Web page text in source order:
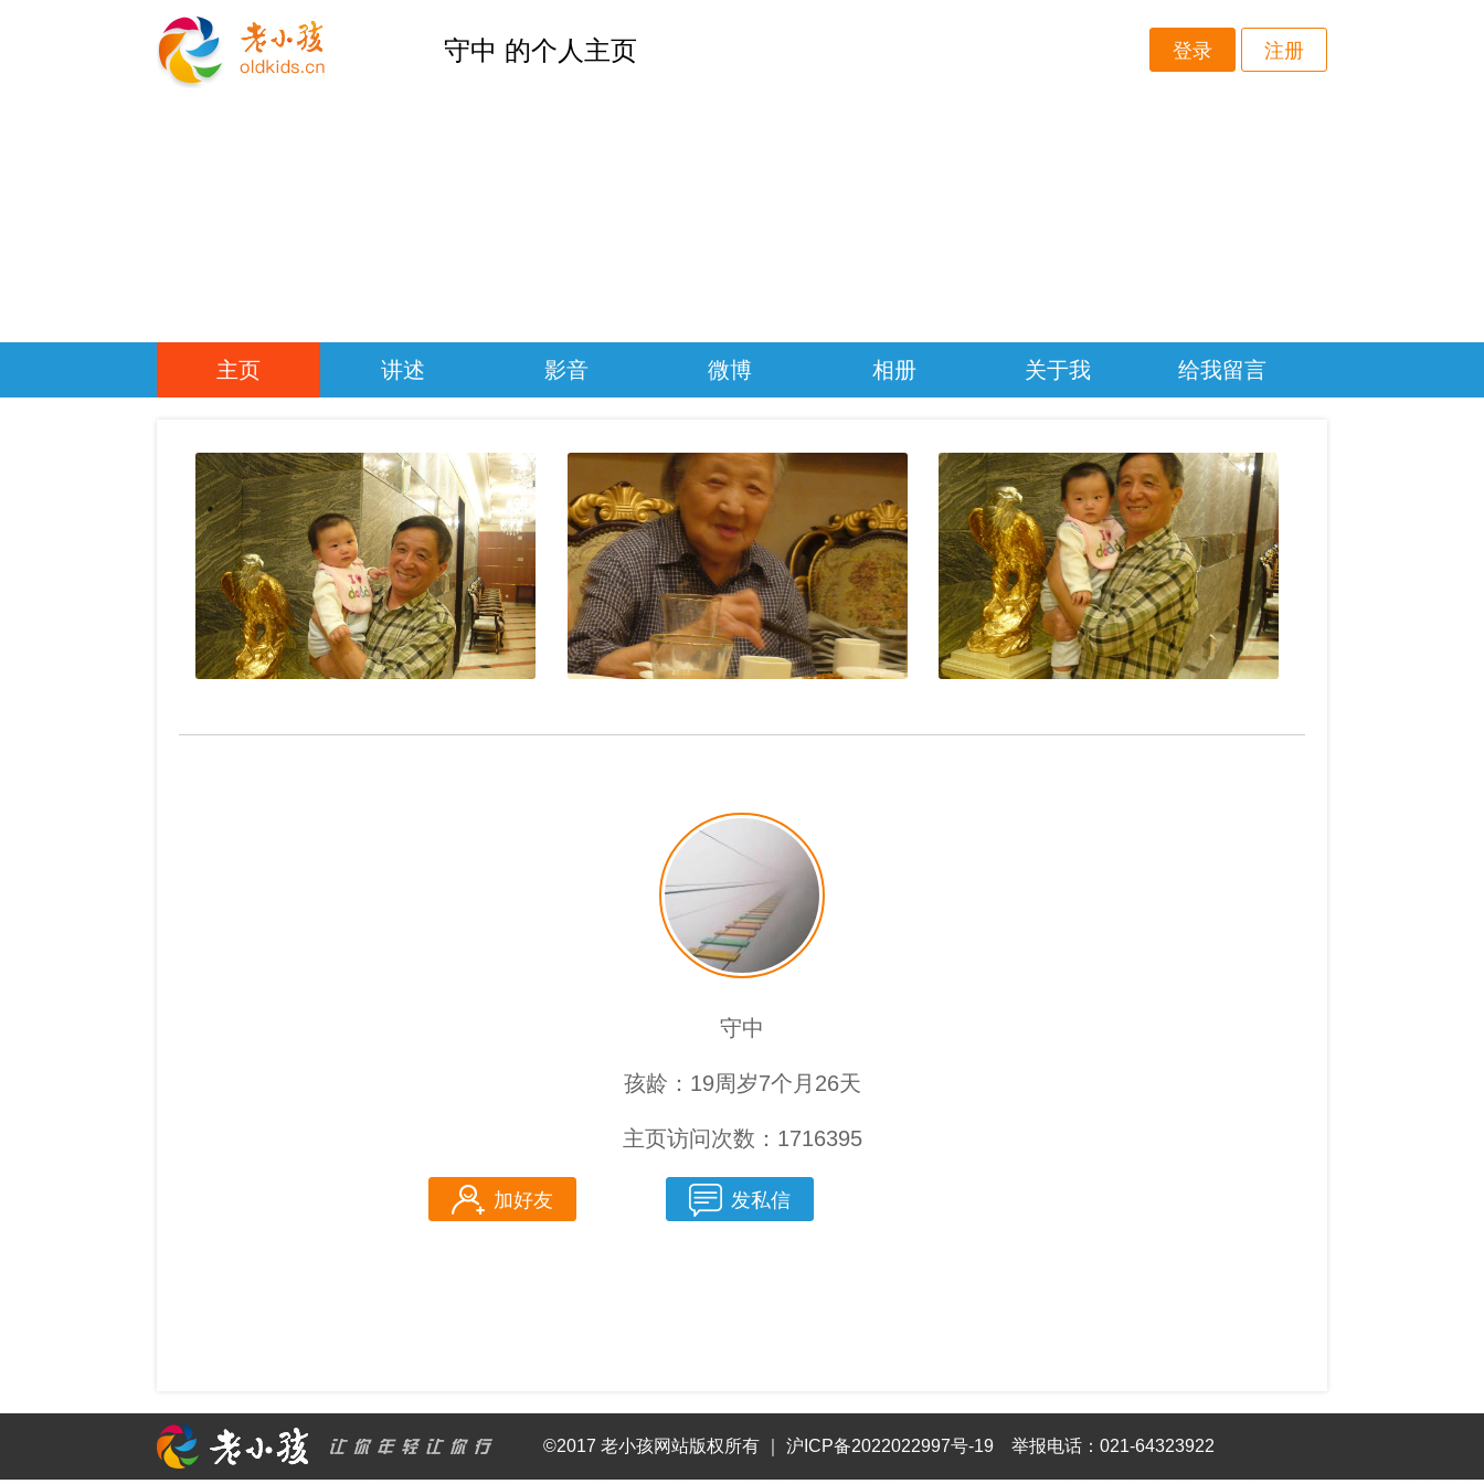
守中 的个人主页 登录 注册
主页 讲述 影音 微博 相册 关于我 给我留言
守中
孩龄：19周岁7个月26天
主页访问次数：1716395
加好友 发私信
©2017 老小孩网站版权所有 沪ICP备2022022997号-19 举报电话：021-64323922